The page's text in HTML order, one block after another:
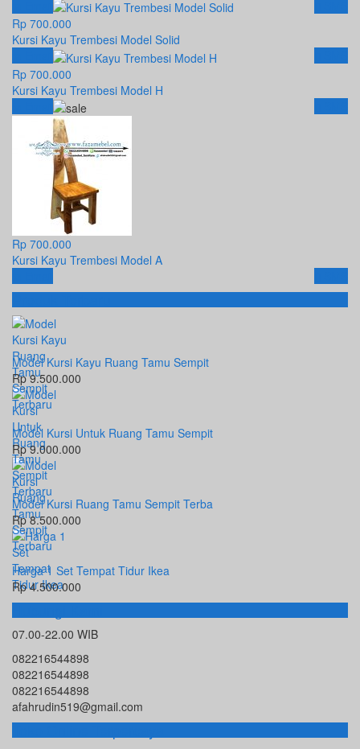
Rp 700.000
Kursi Kayu Trembesi Model Solid
Rp 700.000
Kursi Kayu Trembesi Model H
Rp 700.000
Kursi Kayu Trembesi Model A
Produk Terbaru
Model Kursi Kayu Ruang Tamu Sempit
Rp 9.500.000
Model Kursi Untuk Ruang Tamu Sempit
Rp 9.000.000
Model Kursi Ruang Tamu Sempit Terba
Rp 8.500.000
Harga 1 Set Tempat Tidur Ikea
Rp 4.500.000
Hubungi Kami
07.00-22.00 WIB
082216544898
082216544898
082216544898
afahrudin519@gmail.com
Toko Online Terpercaya